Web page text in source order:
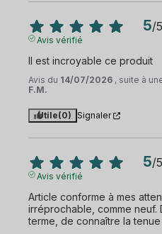
5/5
Avis vérifié
Il est incroyable ce produit
Avis du 14/07/2026 , suite à
F.M.
Utile(0) Signaler
5/5
Avis vérifié
Article conforme à mes
irréprochable, comme neuf.
terme, de connaître la